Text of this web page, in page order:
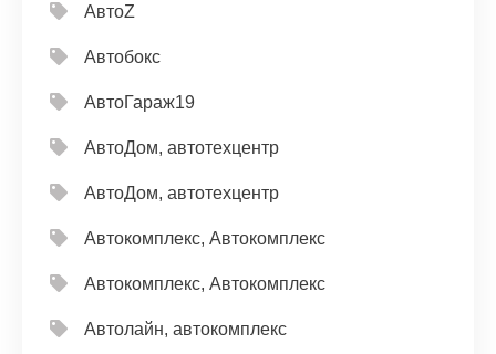
АвтоZ
Автобокс
АвтоГараж19
АвтоДом, автотехцентр
АвтоДом, автотехцентр
Автокомплекс, Автокомплекс
Автокомплекс, Автокомплекс
Автолайн, автокомплекс